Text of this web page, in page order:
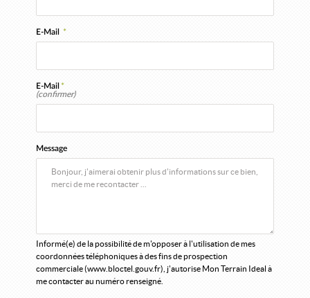
E-Mail *
E-Mail *
(confirmer)
Message
Informé(e) de la possibilité de m'opposer à l'utilisation de mes
coordonnées téléphoniques à des fins de prospection
commerciale (www.bloctel.gouv.fr), j'autorise Mon Terrain Ideal à
me contacter au numéro renseigné.